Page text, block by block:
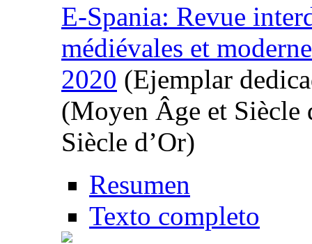
E-Spania: Revue
médiévales et
2020 (Ejemplar
(Moyen Âge et
Siècle d’Or)
Resumen
Texto completo